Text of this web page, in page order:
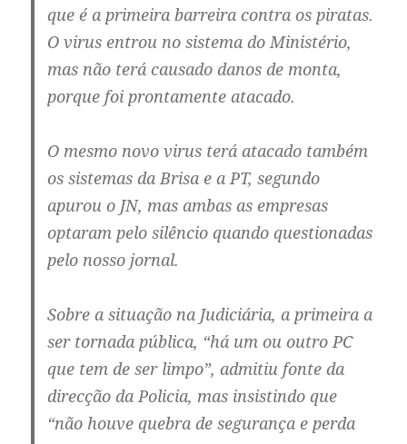
que é a primeira barreira contra os piratas.
O virus entrou no sistema do Ministério,
mas não terá causado danos de monta,
porque foi prontamente atacado.
O mesmo novo virus terá atacado também
os sistemas da Brisa e a PT, segundo
apurou o JN, mas ambas as empresas
optaram pelo silêncio quando questionadas
pelo nosso jornal.
Sobre a situação na Judiciária, a primeira a
ser tornada pública, “há um ou outro PC
que tem de ser limpo”, admitiu fonte da
direcção da Policia, mas insistindo que
“não houve quebra de segurança e perda